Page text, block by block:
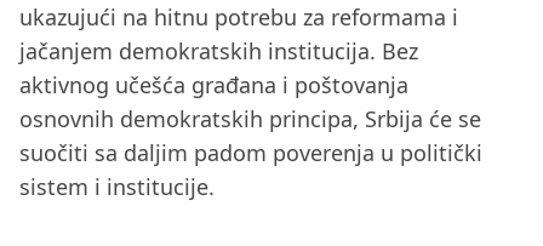
ukazujući na hitnu potrebu za reformama i
jačanjem demokratskih institucija. Bez
aktivnog učešća građana i poštovanja
osnovnih demokratskih principa, Srbija će se
suočiti sa daljim padom poverenja u politički
sistem i institucije.